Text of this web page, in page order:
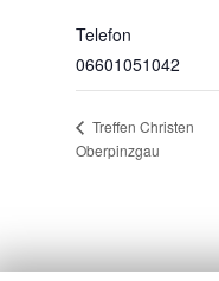
Telefon
06601051042
Treffen Christen
Oberpinzgau